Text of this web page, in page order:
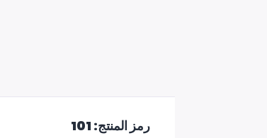
رمز المنتج: 101